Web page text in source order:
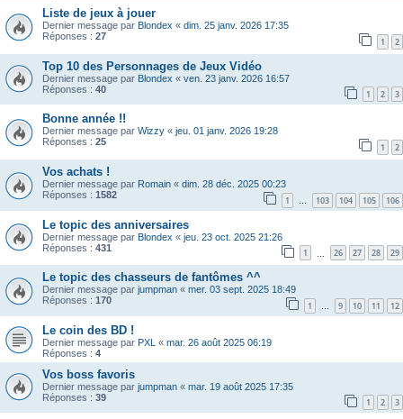
Liste de jeux à jouer
Dernier message par Blondex « dim. 25 janv. 2026 17:35
Réponses : 27 1 2
Top 10 des Personnages de Jeux Vidéo
Dernier message par Blondex « ven. 23 janv. 2026 16:57
Réponses : 40 1 2 3
Bonne année !!
Dernier message par Wizzy « jeu. 01 janv. 2026 19:28
Réponses : 25 1 2
Vos achats !
Dernier message par Romain « dim. 28 déc. 2025 00:23
Réponses : 1582 1 103 104 105 106
Le topic des anniversaires
Dernier message par Blondex « jeu. 23 oct. 2025 21:26
Réponses : 431 1 26 27 28 29
Le topic des chasseurs de fantômes ^^
Dernier message par jumpman « mer. 03 sept. 2025 18:49
Réponses : 170 1 … 9 10 11 12
Le coin des BD !
Dernier message par PXL « mar. 26 août 2025 06:19
Réponses : 4
Vos boss favoris
Dernier message par jumpman « mar. 19 août 2025 17:35
Réponses : 39 1 2 3